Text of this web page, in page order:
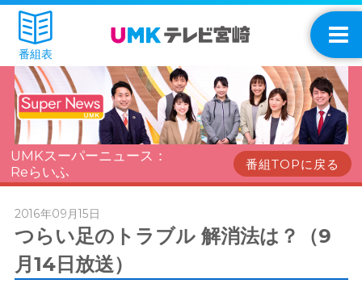
番組表
UMKスーパーニュース：
Reらいふ
番組TOPに戻る
2016年09月15日
つらい足のトラブル 解消法は？（9
月14日放送）